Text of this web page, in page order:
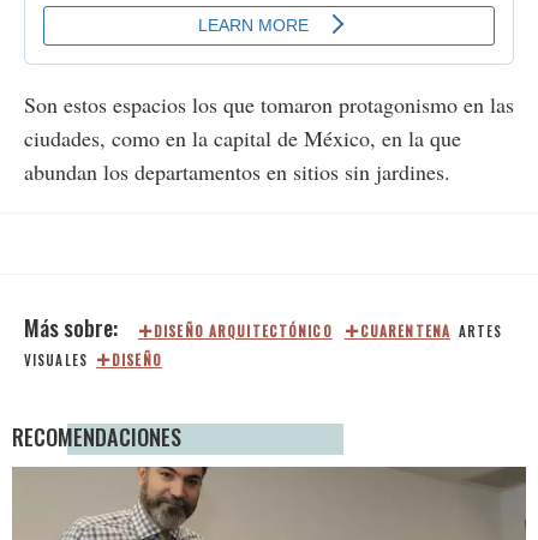
Son estos espacios los que tomaron protagonismo en las
ciudades, como en la capital de México, en la que
abundan los departamentos en sitios sin jardines.
DISEÑO ARQUITECTÓNICO CUARENTENA ARTES
VISUALES
DISEÑO
RECOMENDACIONES